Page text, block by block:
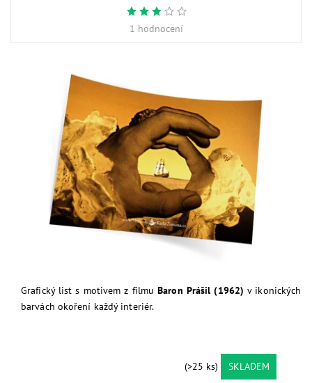
1 hodnocení
Grafický list s motivem z filmuBaron Prášil (1962) v ikonických
barvách okoření každý interiér.
(>25 ks)
SKLADEM